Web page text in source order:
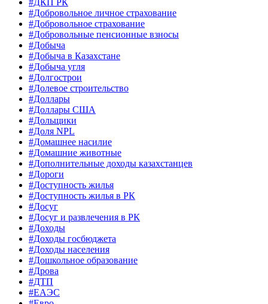
#ДКП РК
#Добровольное личное страхование
#Добровольное страхование
#Добровольные пенсионные взносы
#Добыча
#Добыча в Казахстане
#Добыча угля
#Долгострои
#Долевое строительство
#Доллары
#Доллары США
#Дольщики
#Доля NPL
#Домашнее насилие
#Домашние животные
#Дополнительные доходы казахстанцев
#Дороги
#Доступность жилья
#Доступность жилья в РК
#Досуг
#Досуг и развлечения в РК
#Доходы
#Доходы госбюджета
#Доходы населения
#Дошкольное образование
#Дрова
#ДТП
#ЕАЭС